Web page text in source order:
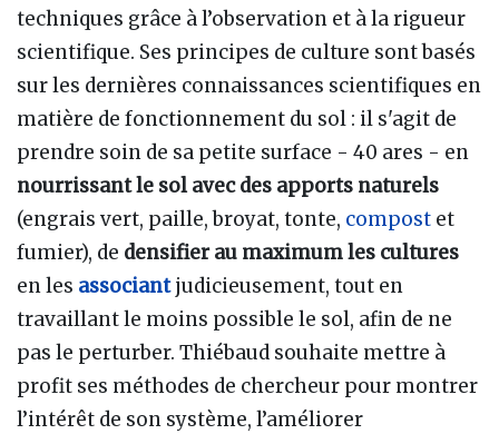
techniques grâce à l’observation et à la rigueur
scientifique. Ses principes de culture sont basés
sur les dernières connaissances scientifiques en
matière de fonctionnement du sol : il s'agit de
prendre soin de sa petite surface - 40 ares - en
nourrissant le sol avec des apports naturels
(engrais vert, paille, broyat, tonte, compost et
fumier), de densifier au maximum les cultures
en les associantjudicieusement, tout en
travaillant le moins possible le sol, afin de ne
pas le perturber. Thiébaud souhaite mettre à
profit ses méthodes de chercheur pour montrer
l’intérêt de son système, l’améliorer